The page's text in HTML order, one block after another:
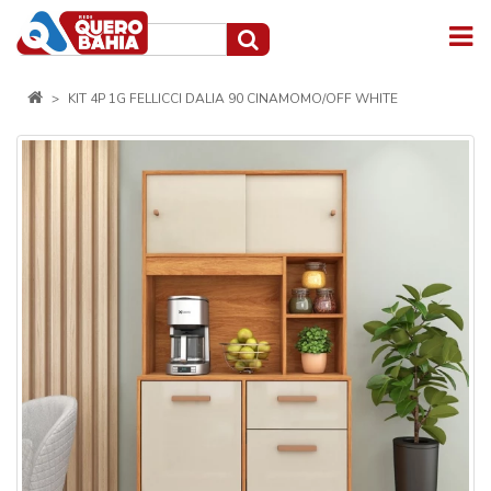
KIT 4P 1G FELLICCI DALIA 90 CINAMOMO/OFF WHITE